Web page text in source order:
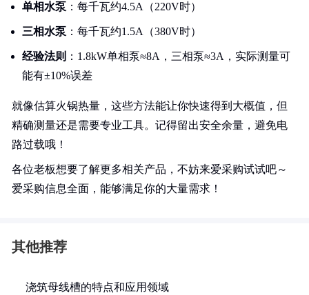
单相水泵 ：每千瓦约4.5A（220V时）
三相水泵 ：每千瓦约1.5A（380V时）
经验法则 ：1.8kW单相泵≈8A，三相泵≈3A，实际测量可
能有±10%误差
就像估算火锅热量，这些方法能让你快速得到大概值，但
精确测量还是需要专业工具。记得留出安全余量，避免电
路过载哦！
各位老板想要了解更多相关产品，不妨来爱采购试试吧～
爱采购信息全面，能够满足你的大量需求！
其他推荐
浇筑母线槽的特点和应用领域